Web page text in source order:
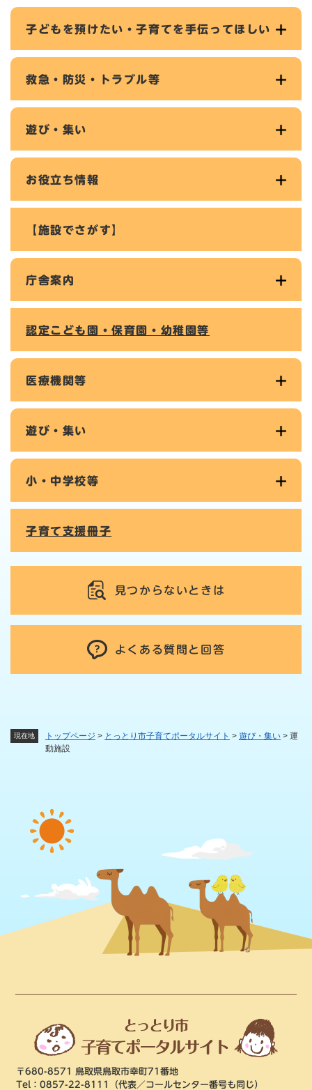
現在地 トップページ > とっとり市子育てポータルサイト > 遊び・集い > 運
動施設
子どもを預けたい・子育てを手伝ってほしい
救急・防災・トラブル等
遊び・集い
お役立ち情報
【施設でさがす】
庁舎案内
認定こども園・保育園・幼稚園等
医療機関等
遊び・集い
小・中学校等
子育て支援冊子
見つからないときは
よくある質問と回答
〒680-8571 鳥取県鳥取市幸町71番地
Tel：0857-22-8111
（代表／コールセンター番号も同じ）